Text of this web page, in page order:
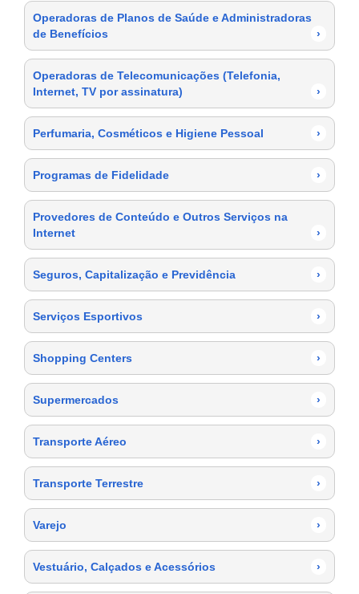
Operadoras de Planos de Saúde e Administradoras
de Benefícios
›
Operadoras de Telecomunicações (Telefonia,
Internet, TV por assinatura)
›
Perfumaria, Cosméticos e Higiene Pessoal ›
Programas de Fidelidade ›
Provedores de Conteúdo e Outros Serviços na
Internet
›
Seguros, Capitalização e Previdência ›
Serviços Esportivos ›
Shopping Centers ›
Supermercados ›
Transporte Aéreo ›
Transporte Terrestre ›
Varejo ›
Vestuário, Calçados e Acessórios ›